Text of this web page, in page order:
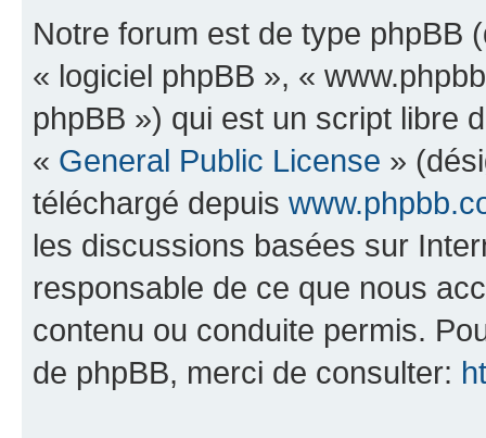
Notre forum est de type phpBB
« logiciel phpBB », «
phpBB ») qui est un script libre
« General Public License »
téléchargé depuis
les discussions basées sur
responsable de ce que nous
contenu ou conduite permis.
de phpBB, merci de consulter: